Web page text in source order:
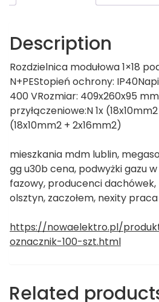
Description
Rozdzielnica modułowa 1×18
N+PEStopień ochrony:
400 VRozmiar: 409x260x95
przyłączeniowe:N 1x
(18x10mm2 + 2x16mm2)
mieszkania mdm lublin,
gg u30b cena, podwyżki gazu
fazowy, producenci dachówek,
olsztyn, zaczołem, nexity praca
https://nowaelektro.pl/
oznacznik-100-szt.html
Related